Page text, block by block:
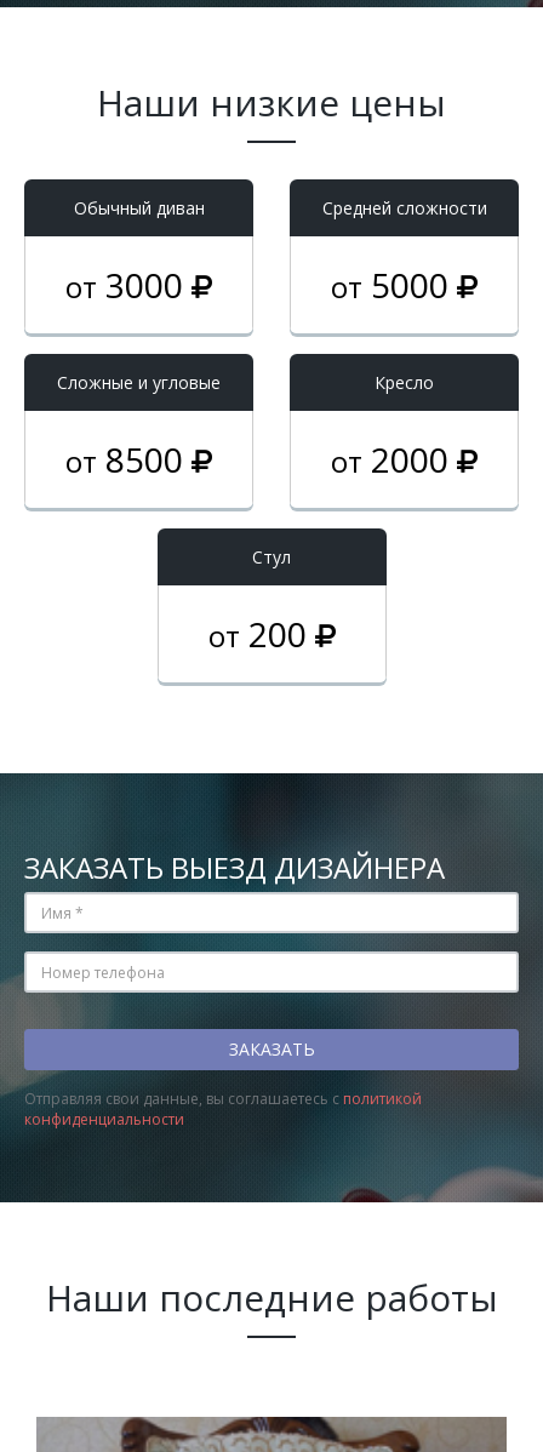
Наши низкие цены
Обычный диван
от 3000
Средней сложности
от 5000
Cложные и угловые
от 8500
Кресло
от 2000
Стул
от 200
ЗАКАЗАТЬ ВЫЕЗД ДИЗАЙНЕРА
Отправляя свои данные, вы соглашаетесь с политикой
конфиденциальности
Наши последние работы